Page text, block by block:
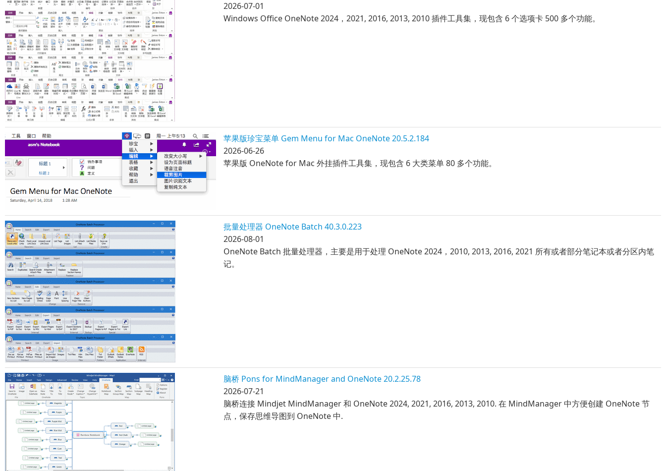
2026-07-01
Windows Office OneNote 2024，2021, 2016, 2013, 2010 插件工具集，现包含 6 个选项卡 500 多个功能。
苹果版珍宝菜单 Gem Menu for Mac OneNote 20.5.2.184
2026-06-26
苹果版 OneNote for Mac 外挂插件工具集，现包含 6 大类菜单 80 多个功能。
批量处理器 OneNote Batch 40.3.0.223
2026-08-01
OneNote Batch 批量处理器，主要是用于处理 OneNote 2024，2010, 2013, 2016, 2021 所有或者部分笔记本或者分区内笔
记。
脑桥 Pons for MindManager and OneNote 20.2.25.78
2026-07-21
脑桥连接 Mindjet MindManager 和 OneNote 2024, 2021, 2016, 2013, 2010. 在 MindManager 中方便创建 OneNote 节
点，保存思维导图到 OneNote 中.